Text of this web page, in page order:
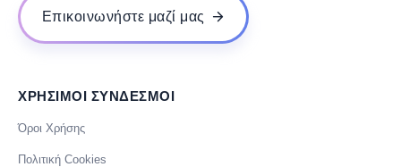
Επικοινωνήστε μαζί μας
ΧΡΗΣΙΜΟΙ ΣΥΝΔΕΣΜΟΙ
Όροι Χρήσης
Πολιτική Cookies